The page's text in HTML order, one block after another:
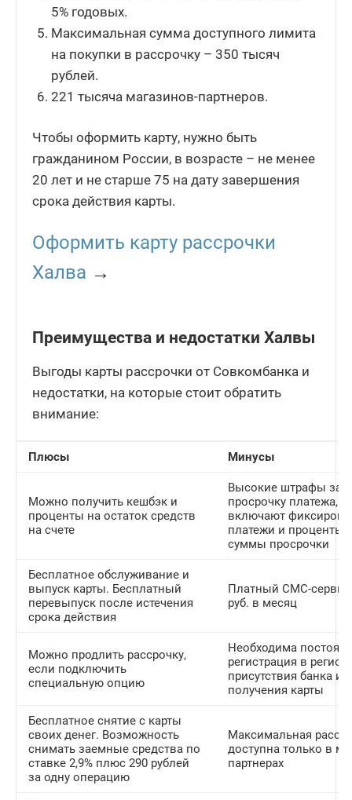
5% годовых.
Максимальная сумма доступного лимита
на покупки в рассрочку – 350 тысяч
рублей.
221 тысяча магазинов-партнеров.
Чтобы оформить карту, нужно быть
гражданином России, в возрасте – не менее
20 лет и не старше 75 на дату завершения
срока действия карты.
Оформить карту рассрочки
Халва →
Преимущества и недостатки Халвы
Выгоды карты рассрочки от Совкомбанка и
недостатки, на которые стоит обратить
внимание:
Плюсы Минусы
Можно получить кешбэк и
проценты на остаток средств
на счете
Высокие штрафы за
просрочку платежа,
включают
платежи и проценты
суммы просрочки
Бесплатное обслуживание и
выпуск карты. Бесплатный
перевыпуск после истечения
срока действия
Платный СМС-сервис
руб. в месяц
Можно продлить рассрочку,
если подключить
специальную опцию
Необходима
регистрация в
присутствия банка и
получения карты
Бесплатное снятие с карты
своих денег. Возможность
снимать заемные средства по
ставке 2,9% плюс 290 рублей
за одну операцию
Максимальная
доступна только в
партнерах